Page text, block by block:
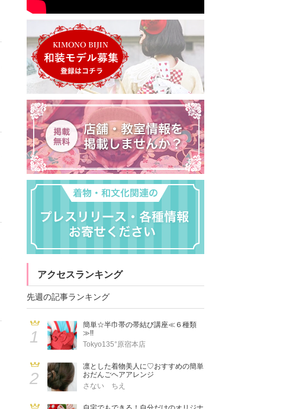
アクセスランキング
先週の記事ランキング
1
簡単☆半巾帯の帯結び講座≪６種類
≫!!
Tokyo135°原宿本店
2
凛とした着物美人に♡おすすめの簡単
おだんごヘアアレンジ
さない ちえ